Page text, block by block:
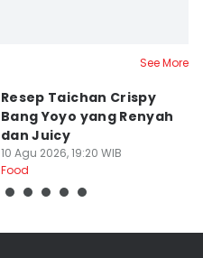
See More
Resep Taichan Crispy
Bang Yoyo yang Renyah
dan Juicy
10 Agu 2026, 19:20 WIB
Food